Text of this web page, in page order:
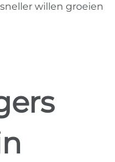
willen groeien